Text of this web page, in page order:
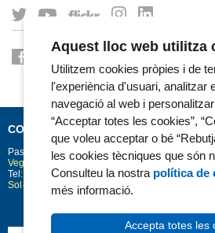
CONTACTE
Passeig Marítim 25-29 Barcelona 08003
Vegeu la situació a Google Maps
Tel: 93 248 30 00 · Fax: 93 248 32 54
Sol·licitud d'informació
Aquest lloc web utilitza
Utilitzem cookies pròpies i de
l'experiència d'usuari, analitzar
navegació al web i
“Acceptar totes les cookies”,
que voleu acceptar o bé
les cookies tècniques que són
Consulteu la nostra política de
més informació.
Accepta totes les